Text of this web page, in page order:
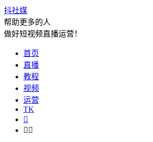
抖社媒
帮助更多的人
做好短视频直播运营！
首页
直播
教程
视频
运营
TK

 